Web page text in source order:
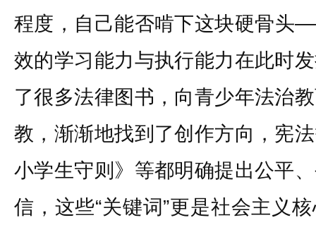
程度，自己能否啃下这块硬骨头
效的学习能力与执行能力在此时
了很多法律图书，向青少年法治
教，渐渐地找到了创作方向，宪
小学生守则》等都明确提出公平
信，这些“关键词”更是社会主义